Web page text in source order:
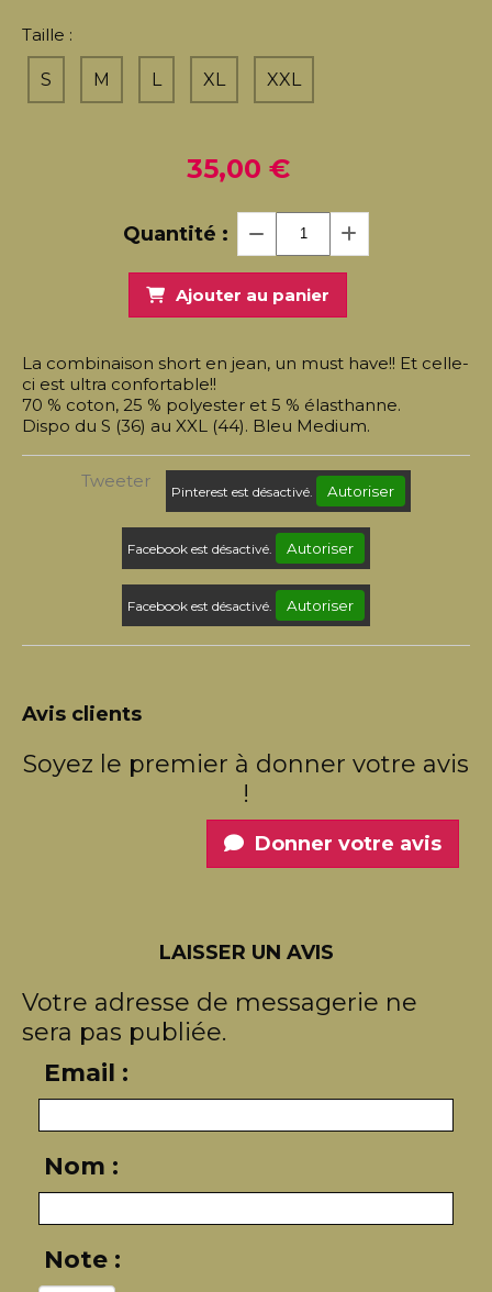
Taille :
S M L XL XXL
35,00 €
Quantité :
Ajouter au panier
La combinaison short en jean, un must have!! Et celle-
ci est ultra confortable!!
70 % coton, 25 % polyester et 5 % élasthanne.
Dispo du S (36) au XXL (44). Bleu Medium.
Tweeter
Pinterest est désactivé. Autoriser
Facebook est désactivé. Autoriser
Facebook est désactivé. Autoriser
Avis clients
Soyez le premier à donner votre avis
!
Donner votre avis
LAISSER UN AVIS
Votre adresse de messagerie ne
sera pas publiée.
Email :
Nom :
Note :